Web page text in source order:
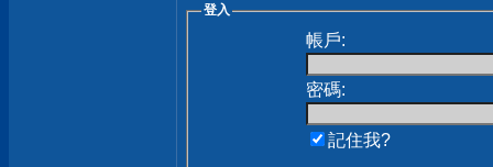
登入
帳戶:
密碼:
記住我?